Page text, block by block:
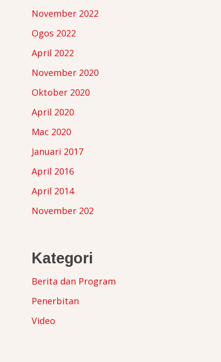
November 2022
Ogos 2022
April 2022
November 2020
Oktober 2020
April 2020
Mac 2020
Januari 2017
April 2016
April 2014
November 202
Kategori
Berita dan Program
Penerbitan
Video